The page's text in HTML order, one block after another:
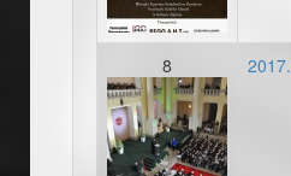
8